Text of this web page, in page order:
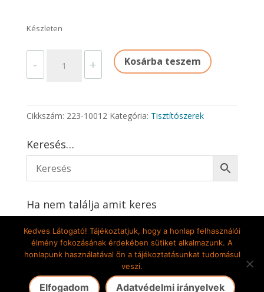
Készleten
-
MOSOGATÓSZER
mennyiség
+ Kosárba teszem
Cikkszám: 223-10012 Kategória: Tisztítószerek
Keresés…
Ha nem találja amit keres
Gete-Pilis Kft. 2009-2024 © Minden jog fenntartva! |
Kedves Látogató! Tájékoztatjuk, hogy a honlap felhasználói
élmény fokozásának érdekében sütiket alkalmazunk. A
honlapunk használatával ön a tájékoztatásunkat tudomásul
veszi.
Elfogadom Adatvédelmi irányelvek